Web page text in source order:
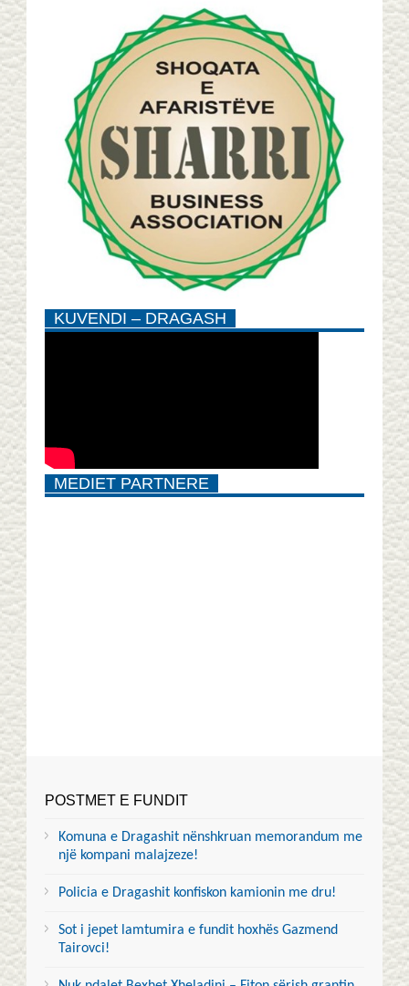
KUVENDI – DRAGASH
MEDIET PARTNERE
POSTMET E FUNDIT
Komuna e Dragashit nënshkruan memorandum me
një kompani malajzeze!
Policia e Dragashit konfiskon kamionin me dru!
Sot i jepet lamtumira e fundit hoxhës Gazmend
Tairovci!